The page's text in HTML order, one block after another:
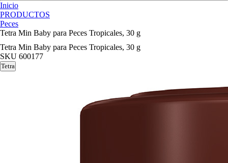
Inicio
PRODUCTOS
Peces
Tetra Min Baby para Peces Tropicales, 30 g
Tetra Min Baby para Peces Tropicales, 30 g
SKU 600177
Tetra